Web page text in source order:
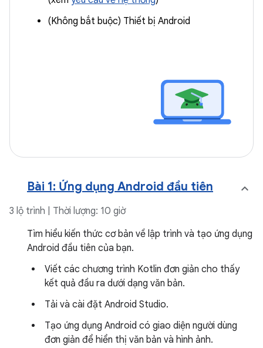
(Không bắt buộc) Thiết bị Android
Bài 1: Ứng dụng Android đầu tiên
3 lộ trình | Thời lượng: 10 giờ
Tìm hiểu kiến thức cơ bản về lập trình và tạo ứng dụng
Android đầu tiên của bạn.
Viết các chương trình Kotlin đơn giản cho thấy
kết quả đầu ra dưới dạng văn bản.
Tải và cài đặt Android Studio.
Tạo ứng dụng Android có giao diện người dùng
đơn giản để hiển thị văn bản và hình ảnh.